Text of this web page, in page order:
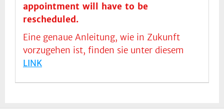
appointment will have to be
rescheduled.
Eine genaue Anleitung, wie in Zukunft
vorzugehen ist, finden sie unter diesem
LINK